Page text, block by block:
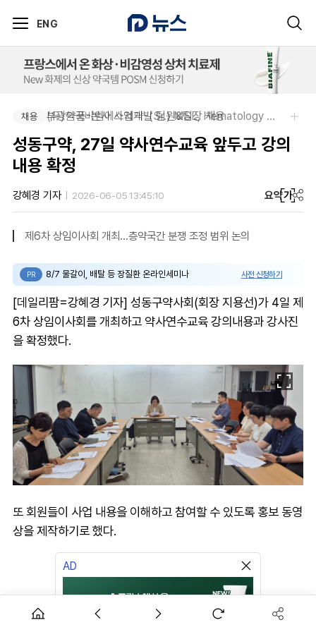
ENG
채용 (유)한국비엠에스제약-(Sr.) MSL, Hematology (Permanent)
채용 부광약품-본사 사업개발 팀원&팀장 채용
성동구약, 27일 약사연수교육 앞두고 강의
내용 확정
강혜경 기자 2026-06-05 13:45:10 요약가
제6차 상임이사회 개최…층약국간 분쟁 조정 범위 논의
PR 8/7 물갈이, 배탈 등 장질환 온라인세미나 사전 신청하기
[데일리팜=강혜경 기자] 성동구약사회(회장 지용선)가 4일 제
6차 상임이사회를 개최하고 약사연수교육 강의내용과 강사진
을 확정했다.
또 회원들이 사업 내용을 이해하고 참여할 수 있도록 홍보 동영
상을 제작하기로 했다.
AD